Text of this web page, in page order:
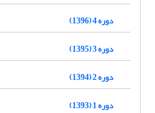
دوره 4 (1396)
دوره 3 (1395)
دوره 2 (1394)
دوره 1 (1393)